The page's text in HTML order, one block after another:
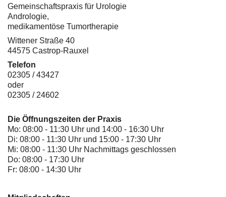
Gemeinschaftspraxis für Urologie
Andrologie,
medikamentöse Tumortherapie
Wittener Straße 40
44575 Castrop-Rauxel
Telefon
02305 / 43427
oder
02305 / 24602
Die Öffnungszeiten der Praxis
Mo: 08:00 - 11:30 Uhr und 14:00 - 16:30 Uhr
Di: 08:00 - 11:30 Uhr und 15:00 - 17:30 Uhr
Mi: 08:00 - 11:30 Uhr Nachmittags geschlossen
Do: 08:00 - 17:30 Uhr
Fr: 08:00 - 14:30 Uhr